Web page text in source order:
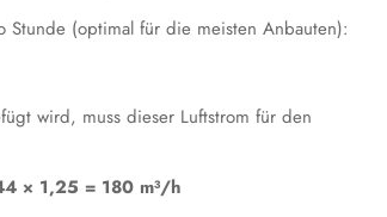
(optimal für die meisten Anbauten):
wird, muss dieser Luftstrom für den
× 1,25 = 180 m³/h